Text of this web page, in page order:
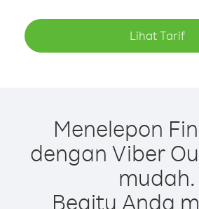
Lihat Tarif
Menelepon
dengan Viber
mudah.
Begitu Anda